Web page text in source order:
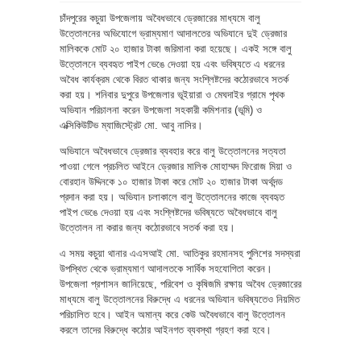
চাঁদপুরের কচুয়া উপজেলায় অবৈধভাবে ড্রেজারের মাধ্যমে বালু
উত্তোলনের অভিযোগে ভ্রাম্যমাণ আদালতের অভিযানে দুই ড্রেজার
মালিককে মোট ২০ হাজার টাকা জরিমানা করা হয়েছে। একই সঙ্গে বালু
উত্তোলনে ব্যবহৃত পাইপ ভেঙে দেওয়া হয় এবং ভবিষ্যতে এ ধরনের
অবৈধ কার্যক্রম থেকে বিরত থাকার জন্য সংশ্লিষ্টদের কঠোরভাবে সতর্ক
করা হয়। শনিবার দুপুরে উপজেলার ভূইয়ারা ও মেঘদাইর গ্রামে পৃথক
অভিযান পরিচালনা করেন উপজেলা সহকারী কমিশনার (ভূমি) ও
এক্সিকিউটিভ ম্যাজিস্ট্রেট মো. আবু নাসির।
অভিযানে অবৈধভাবে ড্রেজার ব্যবহার করে বালু উত্তোলনের সত্যতা
পাওয়া গেলে প্রচলিত আইনে ড্রেজার মালিক মোহাম্মদ ফিরোজ মিয়া ও
বোরহান উদ্দিনকে ১০ হাজার টাকা করে মোট ২০ হাজার টাকা অর্থদন্ড
প্রদান করা হয়। অভিযান চলাকালে বালু উত্তোলনের কাজে ব্যবহৃত
পাইপ ভেঙে দেওয়া হয় এবং সংশ্লিষ্টদের ভবিষ্যতে অবৈধভাবে বালু
উত্তোলন না করার জন্য কঠোরভাবে সতর্ক করা হয়।
এ সময় কচুয়া থানার এএসআই মো. আতিকুর রহমানসহ পুলিশের সদস্যরা
উপস্থিত থেকে ভ্রাম্যমাণ আদালতকে সার্বিক সহযোগিতা করেন।
উপজেলা প্রশাসন জানিয়েছে, পরিবেশ ও কৃষিজমি রক্ষায় অবৈধ ড্রেজারের
মাধ্যমে বালু উত্তোলনের বিরুদ্ধে এ ধরনের অভিযান ভবিষ্যতেও নিয়মিত
পরিচালিত হবে। আইন অমান্য করে কেউ অবৈধভাবে বালু উত্তোলন
করলে তাদের বিরুদ্ধে কঠোর আইনগত ব্যবস্থা গ্রহণ করা হবে।